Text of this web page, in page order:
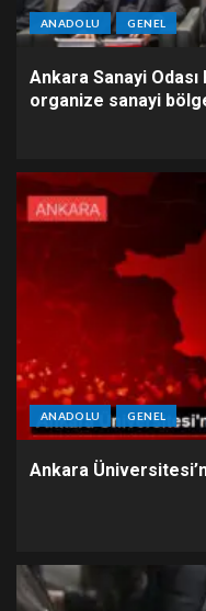
ANADOLU GENEL
Ankara Sanayi Odası
organize sanayi
ANADOLU GENEL
Ankara